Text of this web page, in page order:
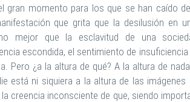
gran momento para los que se han caído
que grita que la desilusión en
mejor que la esclavitud de una
escondida, el sentimiento de
Pero ¿a la altura de qué? A la altura de
está ni siquiera a la altura de las
creencia inconsciente de que, siendo